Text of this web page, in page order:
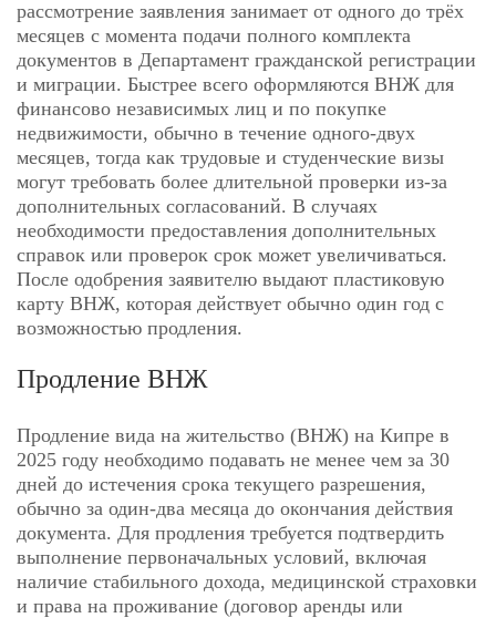
рассмотрение заявления занимает от одного до трёх
месяцев с момента подачи полного комплекта
документов в Департамент гражданской регистрации
и миграции. Быстрее всего оформляются ВНЖ для
финансово независимых лиц и по покупке
недвижимости, обычно в течение одного-двух
месяцев, тогда как трудовые и студенческие визы
могут требовать более длительной проверки из-за
дополнительных согласований. В случаях
необходимости предоставления дополнительных
справок или проверок срок может увеличиваться.
После одобрения заявителю выдают пластиковую
карту ВНЖ, которая действует обычно один год с
возможностью продления.
Продление ВНЖ
Продление вида на жительство (ВНЖ) на Кипре в
2025 году необходимо подавать не менее чем за 30
дней до истечения срока текущего разрешения,
обычно за один-два месяца до окончания действия
документа. Для продления требуется подтвердить
выполнение первоначальных условий, включая
наличие стабильного дохода, медицинской страховки
и права на проживание (договор аренды или